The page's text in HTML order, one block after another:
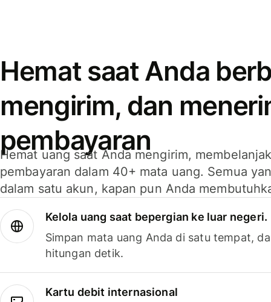
Hemat saat Anda
mengirim, dan
pembayaran
Hemat uang saat Anda mengirim,
pembayaran dalam 40+ mata uang. Semua
dalam satu akun, kapan pun Anda
Kelola uang saat bepergian ke luar negeri.
Simpan mata uang Anda di satu tempat,
hitungan detik.
Kartu debit internasional